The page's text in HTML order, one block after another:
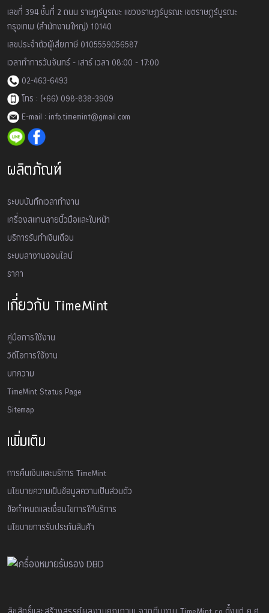
เลขที่ 394 ชั้นที่ 2 ถนน ราษฏร์บูรณะ แขวงราษฏร์บูรณะ เขตราษฏร์บูรณะ
กรุงเทพ (สำนักงานใหญ่) 10140
เลขประจำตัวผู้เสียภาษี 0105559056587
เวลาทำการวันจันทร์ - เสาร์ เวลา 08:00 - 17:00
02-463-6493
โทร : (+66) 098-838-3909
E-mail : info.timemint@gmail.com
ผลิตภัณฑ์
ระบบบันทึกเวลาทำงาน
เครื่องสเเกนลายนิ้วมือและใบหน้า
บริการรับทำเงินเดือน
ระบบลางานออนไลน์
ราคา
เกี่ยวกับ TimeMint
คู่มือการใช้งาน
วิดีโอการใช้งาน
บทความ
TimeMint Status Page
Sitemap
เพิ่มเติม
การคืนเงินและบริการ TimeMint
นโยบายความเป็นข้อมูลความเป็นส่วนตัว
ข้อกำหนดและเงื่อนไขการให้บริการ
นโยบายการรับประกันสินค้า